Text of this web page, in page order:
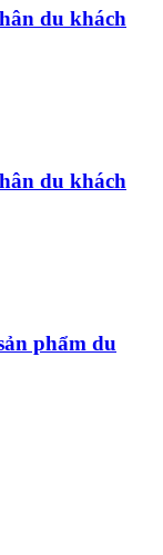
du khách
du khách
phẩm du